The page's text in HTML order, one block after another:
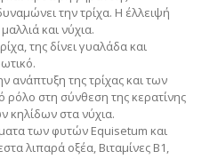
την τρίχα. Η έλλειψή
και νύχια.
της δίνει γυαλάδα και
ανάπτυξη της τρίχας και των
ρόλο στη σύνθεση της κερατίνης
κηλίδων στα νύχια.
των φυτών Equisetum και
λιπαρά οξέα, Βιταμίνες Β1,